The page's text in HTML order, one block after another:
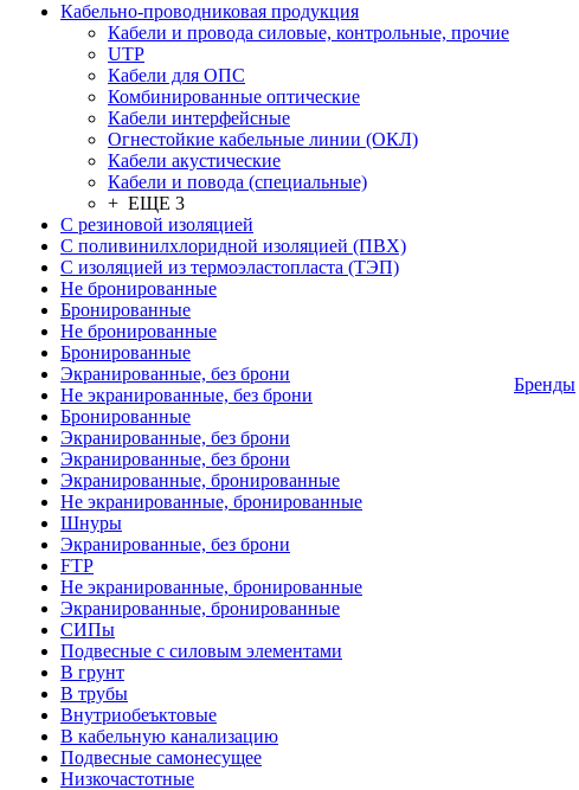
Кабельно-проводниковая продукция
Кабели и провода силовые, контрольные, прочие
UTP
Кабели для ОПС
Комбинированные оптические
Кабели интерфейсные
Огнестойкие кабельные линии (ОКЛ)
Кабели акустические
Кабели и повода (специальные)
+ ЕЩЕ 3
С резиновой изоляцией
С поливинилхлоридной изоляцией (ПВХ)
С изоляцией из термоэластопласта (ТЭП)
Не бронированные
Бронированные
Не бронированные
Бронированные
Экранированные, без брони
Не экранированные, без брони
Бронированные
Экранированные, без брони
Экранированные, без брони
Экранированные, бронированные
Не экранированные, бронированные
Шнуры
Экранированные, без брони
FTP
Не экранированные, бронированные
Экранированные, бронированные
СИПы
Подвесные с силовым элементами
В грунт
В трубы
Внутриобеъктовые
В кабельную канализацию
Подвесные самонесущее
Низкочастотные
Бренды